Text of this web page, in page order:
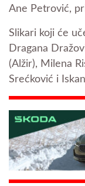
Ane Petrović,
Slikari koji će
Dragana
(Alžir), Milena
Srećković i